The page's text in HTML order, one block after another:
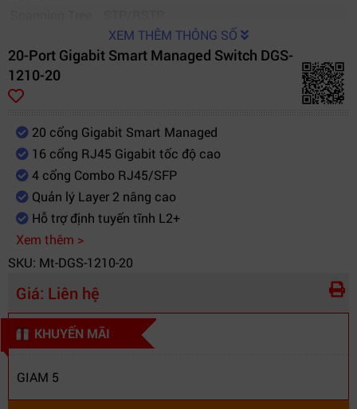
Có
Port Mirroring
Có
Flow Control
Công nghệ bảo
vệ
D-Link Safeguard Engine
Giao diện
quang
Hỗ trợ SFP Gigabit
Ứng dụng
Doanh nghiệp, Camera IP, VoIP, Mạng văn
XEM THÊM THÔNG SỐ
20-Port Gigabit Smart Managed Switch DGS-
1210-20
20 cổng Gigabit Smart Managed
16 cổng RJ45 Gigabit tốc độ cao
4 cổng Combo RJ45/SFP
Quản lý Layer 2 nâng cao
Hỗ trợ định tuyến tĩnh L2+
Xem thêm >
SKU: Mt-DGS-1210-20
Giá: Liên hệ
KHUYẾN MÃI
GIAM 5